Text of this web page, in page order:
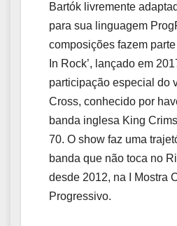
Bartók livremente
para sua linguagem
composições fazem
In Rock’, lançado em
participação especial do
Cross, conhecido por
banda inglesa King
70. O show faz uma
banda que não toca no
desde 2012, na I Mostra
Progressivo.